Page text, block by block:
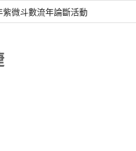
微斗數流年論斷活動